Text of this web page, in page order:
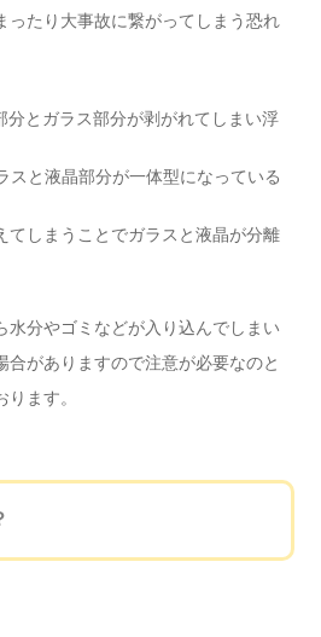
ったり大事故に繋がってしまう恐れ
分とガラス部分が剥がれてしまい浮
スと液晶部分が一体型になっている
てしまうことでガラスと液晶が分離
水分やゴミなどが入り込んでしまい
合がありますので注意が必要なのと
ます。